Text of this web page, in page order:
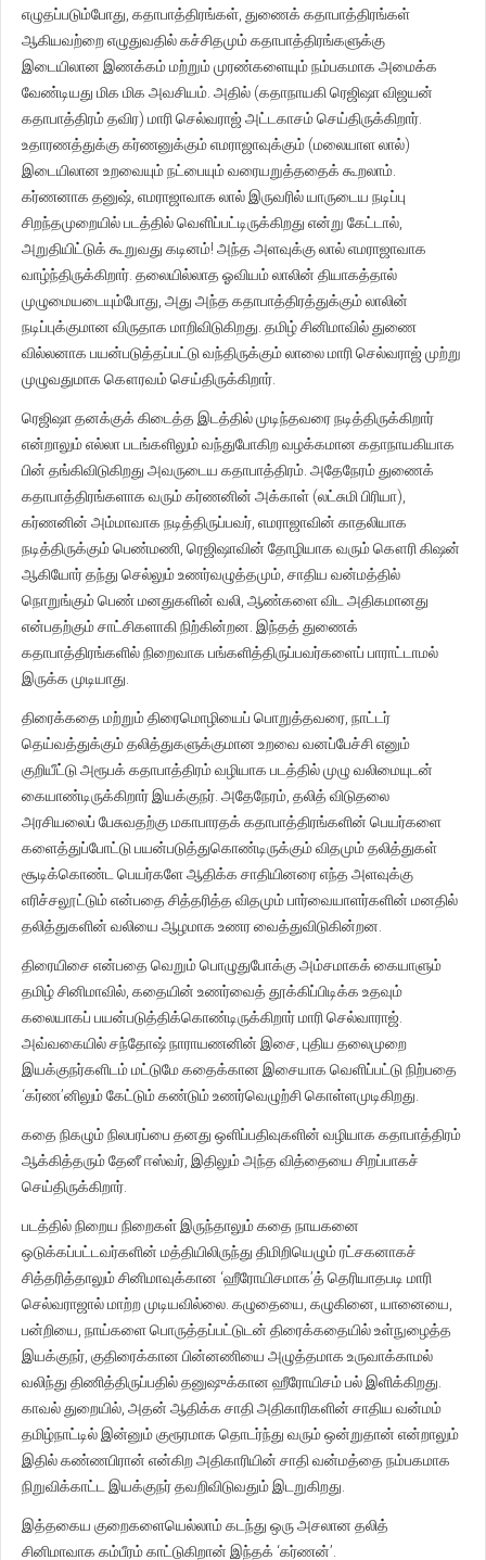
எழுதப்படும்போது, கதாபாத்திரங்கள், துணைக் கதாபாத்திரங்கள்
ஆகியவற்றை எழுதுவதில் கச்சிதமும் கதாபாத்திரங்களுக்கு
இடையிலான இணக்கம் மற்றும் முரண்களையும் நம்பகமாக அமைக்க
வேண்டியது மிக மிக அவசியம். அதில் (கதாநாயகி ரெஜிஷா விஜயன்
கதாபாத்திரம் தவிர) மாரி செல்வராஜ் அட்டகாசம் செய்திருக்கிறார்.
உதாரணத்துக்கு கர்ணனுக்கும் எமராஜாவுக்கும் (மலையாள லால்)
இடையிலான உறவையும் நட்பையும் வரையறுத்ததைக் கூறலாம்.
கர்ணனாக தனுஷ், எமராஜாவாக லால் இருவரில் யாருடைய நடிப்பு
சிறந்தமுறையில் படத்தில் வெளிப்பட்டிருக்கிறது என்று கேட்டால்,
அறுதியிட்டுக் கூறுவது கடினம்! அந்த அளவுக்கு லால் எமராஜாவாக
வாழ்ந்திருக்கிறார். தலையில்லாத ஓவியம் லாலின் தியாகத்தால்
முழுமையடையும்போது, அது அந்த கதாபாத்திரத்துக்கும் லாலின்
நடிப்புக்குமான விருதாக மாறிவிடுகிறது. தமிழ் சினிமாவில் துணை
வில்லனாக பயன்படுத்தப்பட்டு வந்திருக்கும் லாலை மாரி செல்வராஜ் முற்று
முழுவதுமாக கௌரவம் செய்திருக்கிறார்.
ரெஜிஷா தனக்குக் கிடைத்த இடத்தில் முடிந்தவரை நடித்திருக்கிறார்
என்றாலும் எல்லா படங்களிலும் வந்துபோகிற வழக்கமான கதாநாயகியாக
பின் தங்கிவிடுகிறது அவருடைய கதாபாத்திரம். அதேநேரம் துணைக்
கதாபாத்திரங்களாக வரும் கர்ணனின் அக்காள் (லட்சுமி பிரியா),
கர்ணனின் அம்மாவாக நடித்திருப்பவர், எமராஜாவின் காதலியாக
நடித்திருக்கும் பெண்மணி, ரெஜிஷாவின் தோழியாக வரும் கௌரி கிஷன்
ஆகியோர் தந்து செல்லும் உணர்வழுத்தமும், சாதிய வன்மத்தில்
நொறுங்கும் பெண் மனதுகளின் வலி, ஆண்களை விட அதிகமானது
என்பதற்கும் சாட்சிகளாகி நிற்கின்றன. இந்தத் துணைக்
கதாபாத்திரங்களில் நிறைவாக பங்களித்திருப்பவர்களைப் பாராட்டாமல்
இருக்க முடியாது.
திரைக்கதை மற்றும் திரைமொழியைப் பொறுத்தவரை, நாட்டர்
தெய்வத்துக்கும் தலித்துகளுக்குமான உறவை வனப்பேச்சி எனும்
குறியீட்டு அரூபக் கதாபாத்திரம் வழியாக படத்தில் முழு வலிமையுடன்
கையாண்டிருக்கிறார் இயக்குநர். அதேநேரம், தலித் விடுதலை
அரசியலைப் பேசுவதற்கு மகாபாரதக் கதாபாத்திரங்களின் பெயர்களை
களைத்துப்போட்டு பயன்படுத்துகொண்டிருக்கும் விதமும் தலித்துகள்
சூடிக்கொண்ட பெயர்களே ஆதிக்க சாதியினரை எந்த அளவுக்கு
எரிச்சலூட்டும் என்பதை சித்தரித்த விதமும் பார்வையாளர்களின் மனதில்
தலித்துகளின் வலியை ஆழமாக உணர வைத்துவிடுகின்றன.
திரையிசை என்பதை வெறும் பொழுதுபோக்கு அம்சமாகக் கையாளும்
தமிழ் சினிமாவில், கதையின் உணர்வைத் தூக்கிப்பிடிக்க உதவும்
கலையாகப் பயன்படுத்திக்கொண்டிருக்கிறார் மாரி செல்வாராஜ்.
அவ்வகையில் சந்தோஷ் நாராயணனின் இசை, புதிய தலைமுறை
இயக்குநர்களிடம் மட்டுமே கதைக்கான இசையாக வெளிப்பட்டு நிற்பதை
‘கர்ண’னிலும் கேட்டும் கண்டும் உணர்வெழுற்சி கொள்ளமுடிகிறது.
கதை நிகழும் நிலபரப்பை தனது ஒளிப்பதிவுகளின் வழியாக கதாபாத்திரம்
ஆக்கித்தரும் தேனீ ஈஸ்வர், இதிலும் அந்த வித்தையை சிறப்பாகச்
செய்திருக்கிறார்.
படத்தில் நிறைய நிறைகள் இருந்தாலும் கதை நாயகனை
ஒடுக்கப்பட்டவர்களின் மத்தியிலிருந்து திமிறியெழும் ரட்சகனாகச்
சித்தரித்தாலும் சினிமாவுக்கான ‘ஹீரோயிசமாக’த் தெரியாதபடி மாரி
செல்வராஜால் மாற்ற முடியவில்லை. கழுதையை, கழுகினை, யானையை,
பன்றியை, நாய்களை பொருத்தப்பட்டுடன் திரைக்கதையில் உள்நுழைத்த
இயக்குநர், குதிரைக்கான பின்னணியை அழுத்தமாக உருவாக்காமல்
வலிந்து திணித்திருப்பதில் தனுஷுக்கான ஹீரோயிசம் பல் இளிக்கிறது.
காவல் துறையில், அதன் ஆதிக்க சாதி அதிகாரிகளின் சாதிய வன்மம்
தமிழ்நாட்டில் இன்னும் குரூரமாக தொடர்ந்து வரும் ஒன்றுதான் என்றாலும்
இதில் கண்ணபிரான் என்கிற அதிகாரியின் சாதி வன்மத்தை நம்பகமாக
நிறுவிக்காட்ட இயக்குநர் தவறிவிடுவதும் இடறுகிறது.
இத்தகைய குறைகளையெல்லாம் கடந்து ஒரு அசலான தலித்
சினிமாவாக கம்பீரம் காட்டுகிறான் இந்தக் ‘கர்ணன்’.